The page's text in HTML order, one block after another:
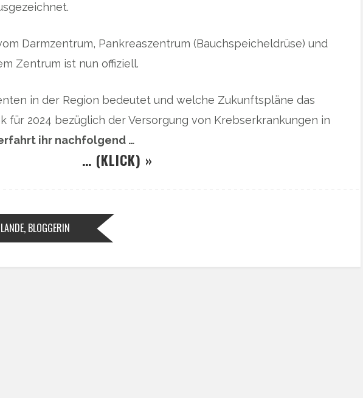
Darmzentrum, Pankreaszentrum (Bauchspeicheldrüse) und
Zentrum ist nun offiziell.
in der Region bedeutet und welche Zukunftspläne das
für 2024 bezüglich der Versorgung von Krebserkrankungen in
ihr nachfolgend …
… (KLICK) »
BLOGGERIN